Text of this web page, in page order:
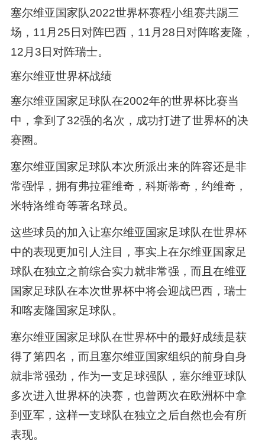
塞尔维亚国家队2022世界杯赛程小组赛共踢三
场，11月25日对阵巴西，11月28日对阵喀麦隆，
12月3日对阵瑞士。
塞尔维亚世界杯战绩
塞尔维亚国家足球队在2002年的世界杯比赛当
中，拿到了32强的名次，成功打进了世界杯的决
赛圈。
塞尔维亚国家足球队本次所派出来的阵容还是非
常强悍，拥有弗拉霍维奇，科斯蒂奇，约维奇，
米特洛维奇等著名球员。
这些球员的加入让塞尔维亚国家足球队在世界杯
中的表现更加引人注目，事实上在尔维亚国家足
球队在独立之前综合实力就非常强，而且在维亚
国家足球队在本次世界杯中将会迎战巴西，瑞士
和喀麦隆国家足球队。
塞尔维亚国家足球队在世界杯中的最好成绩是获
得了第四名，而且塞尔维亚国家组织的前身自身
就非常强劲，作为一支足球强队，塞尔维亚球队
多次进入世界杯的决赛，也曾两次在欧洲杯中拿
到亚军，这样一支球队在独立之后自然也会有所
表现。